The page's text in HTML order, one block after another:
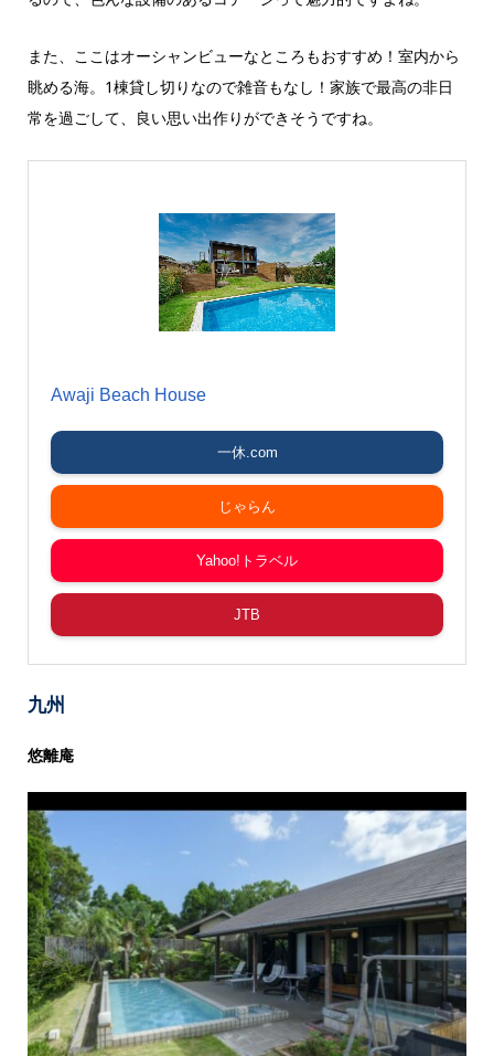
また、ここはオーシャンビューなところもおすすめ！室内から
眺める海。1棟貸し切りなので雑音もなし！家族で最高の非日
常を過ごして、良い思い出作りができそうですね。
Awaji Beach House
一休.com
じゃらん
Yahoo!トラベル
JTB
九州
悠離庵